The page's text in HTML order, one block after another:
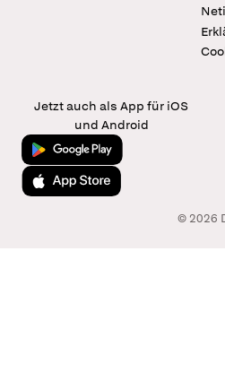
Jetzt auch als App für iOS
und Android
Jetzt bei Google Play
Laden im App Store
© 2026